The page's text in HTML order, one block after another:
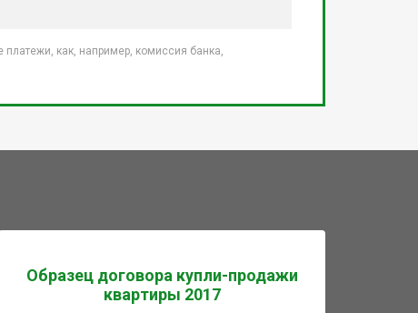
как, например, комиссия банка,
Образец договора купли-продажи
квартиры 2017